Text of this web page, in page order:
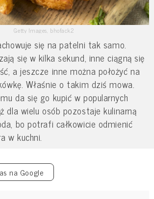
Getty Images, bhofack2
się na patelni tak samo.
się w kilka sekund, inne ciągną się
a jeszcze inne można położyć na
Właśnie o takim dziś mowa.
da się go kupić w popularnych
dla wielu osób pozostaje kulinarną
bo potrafi całkowicie odmienić
w kuchni.
na Google